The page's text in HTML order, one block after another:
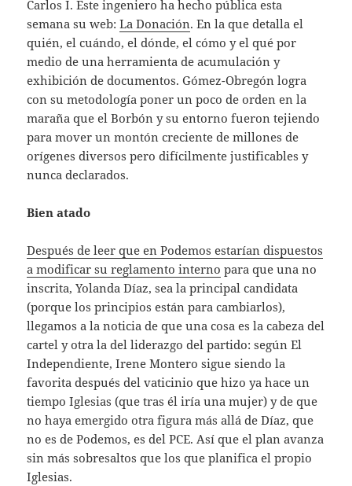
Carlos I. Este ingeniero ha hecho pública esta
semana su web:La Donación. En la que detalla el
quién, el cuándo, el dónde, el cómo y el qué por
medio de una herramienta de acumulación y
exhibición de documentos. Gómez-Obregón logra
con su metodología poner un poco de orden en la
maraña que el Borbón y su entorno fueron tejiendo
para mover un montón creciente de millones de
orígenes diversos pero difícilmente justificables y
nunca declarados.
Bien atado
Después de leer que en Podemos estarían dispuestos
a modificar su reglamento interno para que una no
inscrita, Yolanda Díaz, sea la principal candidata
(porque los principios están para cambiarlos),
llegamos a la noticia de que una cosa es la cabeza del
cartel y otra la del liderazgo del partido: según El
Independiente, Irene Montero sigue siendo la
favorita después del vaticinio que hizo ya hace un
tiempo Iglesias (que tras él iría una mujer) y de que
no haya emergido otra figura más allá de Díaz, que
no es de Podemos, es del PCE. Así que el plan avanza
sin más sobresaltos que los que planifica el propio
Iglesias.